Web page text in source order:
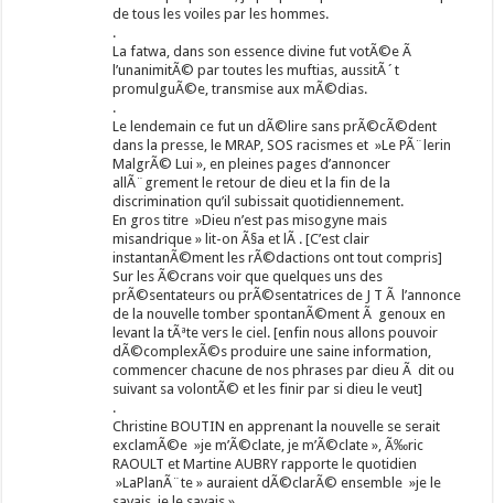
de tous les voiles par les hommes.
.
La fatwa, dans son essence divine fut votÃ©e Ã
l’unanimitÃ© par toutes les muftias, aussitÃ´t
promulguÃ©e, transmise aux mÃ©dias.
.
Le lendemain ce fut un dÃ©lire sans prÃ©cÃ©dent
dans la presse, le MRAP, SOS racismes et »Le PÃ¨lerin
MalgrÃ© Lui », en pleines pages d’annoncer
allÃ¨grement le retour de dieu et la fin de la
discrimination qu’il subissait quotidiennement.
En gros titre »Dieu n’est pas misogyne mais
misandrique » lit-on Ã§a et lÃ . [C’est clair
instantanÃ©ment les rÃ©dactions ont tout compris]
Sur les Ã©crans voir que quelques uns des
prÃ©sentateurs ou prÃ©sentatrices de J T Ã l’annonce
de la nouvelle tomber spontanÃ©ment Ã genoux en
levant la tÃªte vers le ciel. [enfin nous allons pouvoir
dÃ©complexÃ©s produire une saine information,
commencer chacune de nos phrases par dieu Ã dit ou
suivant sa volontÃ© et les finir par si dieu le veut]
.
Christine BOUTIN en apprenant la nouvelle se serait
exclamÃ©e »je m’Ã©clate, je m’Ã©clate », Ã‰ric
RAOULT et Martine AUBRY rapporte le quotidien
»LaPlanÃ¨te » auraient dÃ©clarÃ© ensemble »je le